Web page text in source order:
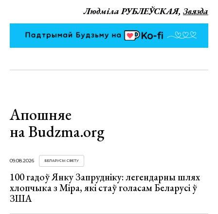
Людміла РУБЛЕЎСКАЯ, Звязда
Апошняе
на Budzma.org
09.08.2026 БЕЛАРУСЫ СВЕТУ
100 гадоў Янку Запрудніку: легендарны шлях
хлопчыка з Міра, які стаў голасам Беларусі ў
ЗША